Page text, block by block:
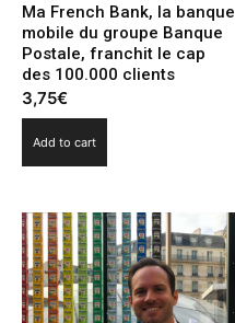
Ma French Bank, la banque
mobile du groupe Banque
Postale, franchit le cap
des 100.000 clients
3,75€
Add to cart